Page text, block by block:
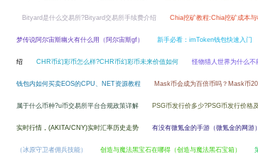
Bityard是什么交易所?Bityard交易所手续费介绍 Chia挖矿教程:Chia挖矿成本与
梦传说阿尔宙斯幽火有什么用（阿尔宙斯gf） 新手必看：imToken钱包快速入门
绍 CHR币幻彩币怎么样?CHR币幻彩币未来价值如何 怪物猎人世界为什么不
钱包内如何买卖EOS的CPU、NET资源教程 Mask币会成为百倍币吗？Mask币
属于什么币种?u币交易所平台合规政策详解 PSG币发行价多少?PSG币发行价格
实时行情，(AKITA/CNY)实时汇率历史走势 有没有微氪金的手游（微氪金的网游）
（冰原守卫者佣兵技能） 创造与魔法黑宝石在哪得（创造与魔法黑石宝箱）